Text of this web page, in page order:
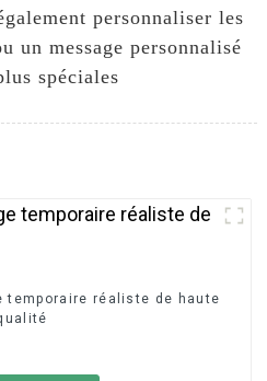
personnaliser les
un message personnalisé
spéciales
temporaire réaliste de haute